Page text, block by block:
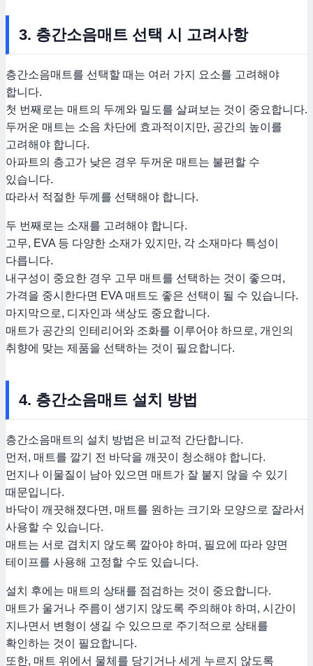
3. 층간소음매트 선택 시 고려사항
층간소음매트를 선택할 때는 여러 가지 요소를 고려해야
합니다.
첫 번째로는 매트의 두께와 밀도를 살펴보는 것이 중요합니다.
두꺼운 매트는 소음 차단에 효과적이지만, 공간의 높이를
고려해야 합니다.
아파트의 층고가 낮은 경우 두꺼운 매트는 불편할 수
있습니다.
따라서 적절한 두께를 선택해야 합니다.
두 번째로는 소재를 고려해야 합니다.
고무, EVA 등 다양한 소재가 있지만, 각 소재마다 특성이
다릅니다.
내구성이 중요한 경우 고무 매트를 선택하는 것이 좋으며,
가격을 중시한다면 EVA 매트도 좋은 선택이 될 수 있습니다.
마지막으로, 디자인과 색상도 중요합니다.
매트가 공간의 인테리어와 조화를 이루어야 하므로, 개인의
취향에 맞는 제품을 선택하는 것이 필요합니다.
4. 층간소음매트 설치 방법
층간소음매트의 설치 방법은 비교적 간단합니다.
먼저, 매트를 깔기 전 바닥을 깨끗이 청소해야 합니다.
먼지나 이물질이 남아 있으면 매트가 잘 붙지 않을 수 있기
때문입니다.
바닥이 깨끗해졌다면, 매트를 원하는 크기와 모양으로 잘라서
사용할 수 있습니다.
매트는 서로 겹치지 않도록 깔아야 하며, 필요에 따라 양면
테이프를 사용해 고정할 수도 있습니다.
설치 후에는 매트의 상태를 점검하는 것이 중요합니다.
매트가 울거나 주름이 생기지 않도록 주의해야 하며, 시간이
지나면서 변형이 생길 수 있으므로 주기적으로 상태를
확인하는 것이 필요합니다.
또한, 매트 위에서 물체를 당기거나 세게 누르지 않도록